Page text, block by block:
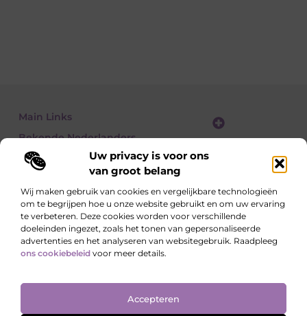
Uw privacy is voor ons
van groot belang
Wij maken gebruik van cookies en vergelijkbare technologieën
om te begrijpen hoe u onze website gebruikt en om uw ervaring
te verbeteren. Deze cookies worden voor verschillende
doeleinden ingezet, zoals het tonen van gepersonaliseerde
advertenties en het analyseren van websitegebruik. Raadpleeg
ons cookiebeleid voor meer details.
Accepteren
Main Links
Bekende Nederlanders
Lees, Ontdek, Beleef.
Blogs over alledaagse onderwerpen – vol inzichten, verhalen en tips die
je blik verruimen.